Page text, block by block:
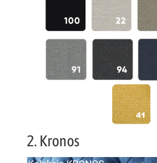
2. Kronos